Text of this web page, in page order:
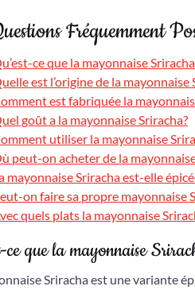
Fréquemment
ce que la mayonnaise
est l’origine de la mayonnaise
est fabriquée la
goût a la mayonnaise Sriracha?
utiliser la mayonnaise
peut-on acheter de la
mayonnaise Sriracha est-elle
on faire sa propre mayonnaise
quels plats la mayonnaise
ce que la mayonnaise
Sriracha est une variante